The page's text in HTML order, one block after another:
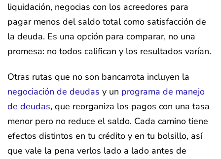
liquidación, negocias con los acreedores para
pagar menos del saldo total como satisfacción de
la deuda. Es una opción para comparar, no una
promesa: no todos califican y los resultados varían.
Otras rutas que no son bancarrota incluyen la
negociación de deudas y un programa de manejo
de deudas, que reorganiza los pagos con una tasa
menor pero no reduce el saldo. Cada camino tiene
efectos distintos en tu crédito y en tu bolsillo, así
que vale la pena verlos lado a lado antes de